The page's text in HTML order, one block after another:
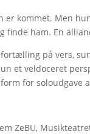
er kommet. Men
finde ham. En
på vers,
et veldoceret
for soloudgave
ZeBU,